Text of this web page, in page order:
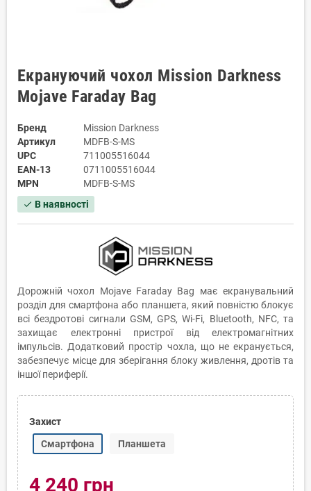
Екрануючий чохол Mission Darkness
Mojave Faraday Bag
Бренд
Mission Darkness
Артикул
MDFB-S-MS
UPC
711005516044
EAN-13
0711005516044
MPN
MDFB-S-MS
check В наявності
Дорожній чохол Mojave Faraday Bag має екранувальний
розділ для смартфона або планшета, який повністю блокує
всі бездротові сигнали GSM, GPS, Wi-Fi, Bluetooth, NFC, та
захищає електронні пристрої від електромагнітних
імпульсів. Додатковий простір чохла, що не екранується,
забезпечує місце для зберігання блоку живлення, дротів та
іншої периферії.
Захист
Смартфона
Планшета
4 240 грн